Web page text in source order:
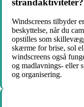
strandaktiviteter?
Windscreens tilbyder
beskyttelse, når du
opstilles som
skærme for brise, sol
windscreens også
og madlavnings- eller
og organisering.